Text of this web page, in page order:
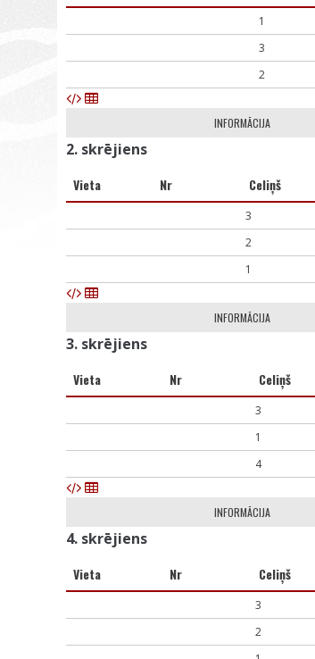
1
3
2
INFORMĀCIJA
2. skrējiens
Vieta Nr Celiņš
3
2
1
INFORMĀCIJA
3. skrējiens
Vieta Nr Celiņš
3
1
4
INFORMĀCIJA
4. skrējiens
Vieta Nr Celiņš
3
2